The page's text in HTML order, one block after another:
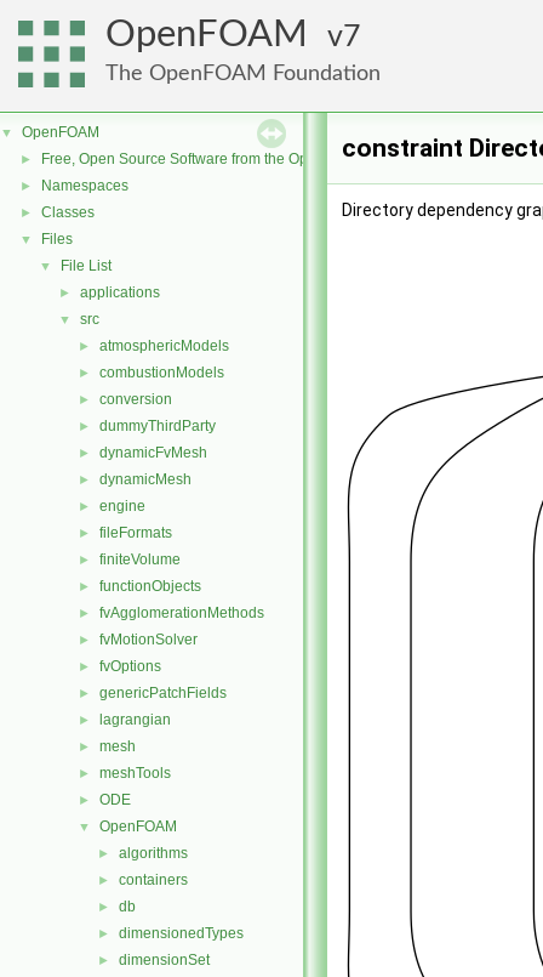
OpenFOAM 7
The OpenFOAM Foundation
▼ OpenFOAM
► Free, Open Source Software from the OpenFOAM Foundation
► Namespaces
► Classes
▼ Files
▼ File List
► applications
▼ src
► atmosphericModels
► combustionModels
► conversion
► dummyThirdParty
► dynamicFvMesh
► dynamicMesh
► engine
► fileFormats
► finiteVolume
► functionObjects
► fvAgglomerationMethods
► fvMotionSolver
► fvOptions
► genericPatchFields
► lagrangian
► mesh
► meshTools
► ODE
▼ OpenFOAM
► algorithms
► containers
► db
► dimensionedTypes
► dimensionSet
constraint
Directory dependency